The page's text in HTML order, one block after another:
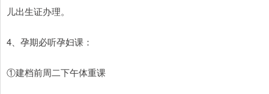
儿出生证办理。
4、孕期必听孕妇课：
①建档前周二下午体重课